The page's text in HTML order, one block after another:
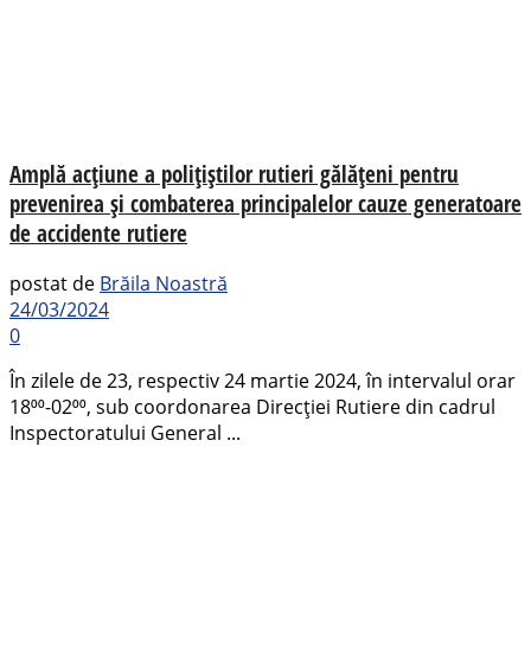
Amplă acțiune a polițiștilor rutieri gălățeni pentru
prevenirea și combaterea principalelor cauze generatoare
de accidente rutiere
postat de Brăila Noastră
24/03/2024
0
În zilele de 23, respectiv 24 martie 2024, în intervalul orar
18⁰⁰-02⁰⁰, sub coordonarea Direcției Rutiere din cadrul
Inspectoratului General ...